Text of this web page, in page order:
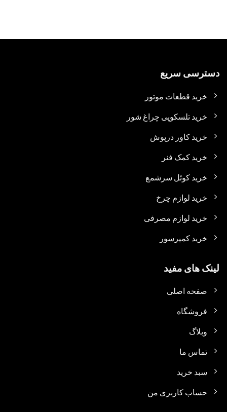
دسترسی سریع
خرید قطعات موتور
خرید تلسکوپی چراغ شور
خرید کاور درپوش
خرید کمک فنر
خرید کوئل سرشمع
خرید لوازم چرخ
خرید لوازم مصرفی
خرید کمپرسور
لینک های مفید
صفحه اصلی
فروشگاه
وبلاگ
تماس ما
سبد خرید
حساب کاربری من